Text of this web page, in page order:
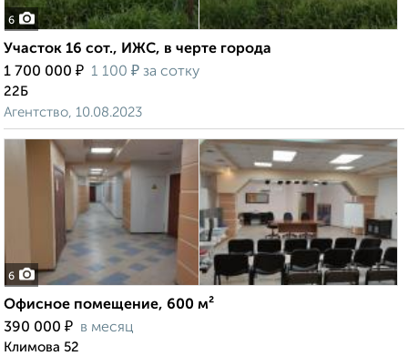
6
Участок 16 сот., ИЖС, в черте города
1 700 000 ₽ 1 100 ₽ за сотку
22Б
Агентство, 10.08.2023
6
Офисное помещение, 600 м²
390 000 ₽ в месяц
Климова 52